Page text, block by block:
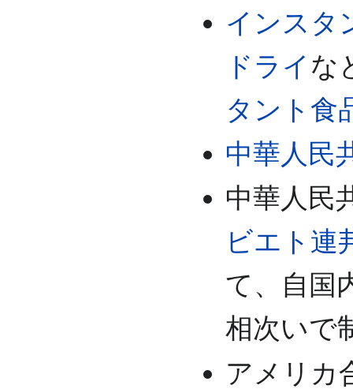
インスタ
ドライ な
タント食
中華人民
中華人民
ビエト連
て、自国
相次いで
アメリカ